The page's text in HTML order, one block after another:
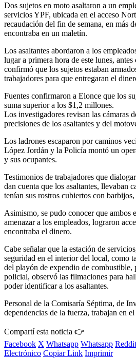
Dos sujetos en moto asaltaron a un
servicios YPF, ubicada en el acceso
recaudación del fin de semana, en más
encontraba en un maletín.
Los asaltantes abordaron a los
lugar a primera hora de este lunes, antes
confirmó que los sujetos estaban
trabajadores para que entregaran el
Fuentes confirmaron a Elonce que los
suma superior a los $1,2 millones.
Los investigadores revisan las cámaras
precisiones de los asaltantes y del
Los ladrones escaparon por caminos
López Jordán y la Policía montó un
y sus ocupantes.
Testimonios de trabajadores que
dan cuenta que los asaltantes, llevaban
tenían sus rostros cubiertos con
Asimismo, se pudo conocer que ambos
amenazar a los empleados, lograron
encontraba el dinero.
Cabe señalar que la estación de
seguridad en el interior del local, como
del playón de expendio de combustible,
policial, observó las filmaciones para
poder identificar a los asaltantes.
Personal de la Comisaría Séptima, de
dependencias de la fuerza, trabajan en
Compartí esta noticia 👉
Facebook X Whatsapp Whatsapp Reddit
Electrónico Copiar Link Imprimir